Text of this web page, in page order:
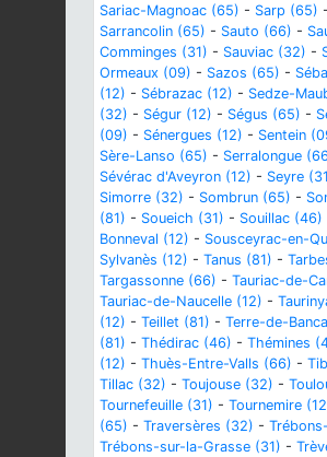
Sariac-Magnoac (65) - Sarp (65) -
Sarrancolin (65) - Sauto (66) -
Comminges (31) - Sauviac (32) -
Ormeaux (09) - Sazos (65) -
(12) - Sébrazac (12) - Sedze-
(32) - Ségur (12) - Ségus (65) -
(09) - Sénergues (12) - Sentein
Sère-Lanso (65) - Serralongue
Sévérac d'Aveyron (12) - Seyre
Simorre (32) - Sombrun (65) -
(81) - Soueich (31) - Souillac (46)
Bonneval (12) - Sousceyrac-en-
Sylvanès (12) - Tanus (81) -
Targassonne (66) - Tauriac-de-
Tauriac-de-Naucelle (12) -
(12) - Teillet (81) - Terre-de-
(81) - Thédirac (46) - Thémines
(12) - Thuès-Entre-Valls (66) -
Tillac (32) - Toujouse (32) -
Tournefeuille (31) - Tournemire
(65) - Traversères (32) -
Trébons-sur-la-Grasse (31) -